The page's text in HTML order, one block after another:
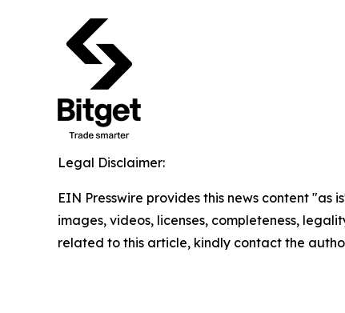
Legal Disclaimer:
EIN Presswire provides this news content
images, videos, licenses, completeness,
related to this article, kindly contact the